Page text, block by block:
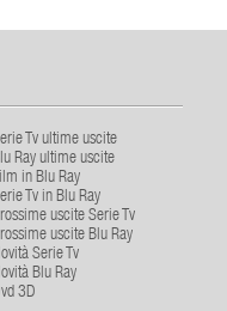
Tv ultime uscite
Ray ultime uscite
in Blu Ray
Tv in Blu Ray
uscite Serie Tv
uscite Blu Ray
Serie Tv
Blu Ray
3D